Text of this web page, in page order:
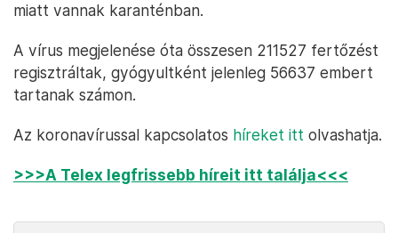
miatt vannak karanténban.
A vírus megjelenése óta összesen 211527 fertőzést
regisztráltak, gyógyultként jelenleg 56637 embert
tartanak számon.
Az koronavírussal kapcsolatos híreket itt olvashatja.
>>>A Telex legfrissebb híreit itt találja<<<